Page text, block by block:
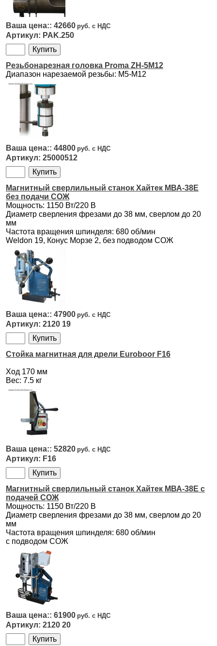
42660
PAK.250
Резьбонарезная головка Proma ZH-5M12
Диапазон нарезаемой резьбы: M5-M12
44800
25000512
Магнитный сверлильный станок Хайтек МВА-38Е
без подачи СОЖ
Мощность: 1150 Вт/220 В
Диаметр сверления фрезами до 38 мм, сверлом до 20
мм
Частота вращения шпинделя: 680 об/мин
Weldon 19, Конус Морзе 2, без подводом СОЖ
47900
2120 19
Стойка магнитная для дрели Euroboor F16
Ход 170 мм
Вес: 7.5 кг
52820
F16
Магнитный сверлильный станок Хайтек МВА-38Е с
подачей СОЖ
Мощность: 1150 Вт/220 В
Диаметр сверления фрезами до 38 мм, сверлом до 20
мм
Частота вращения шпинделя: 680 об/мин
с подводом СОЖ
61900
2120 20